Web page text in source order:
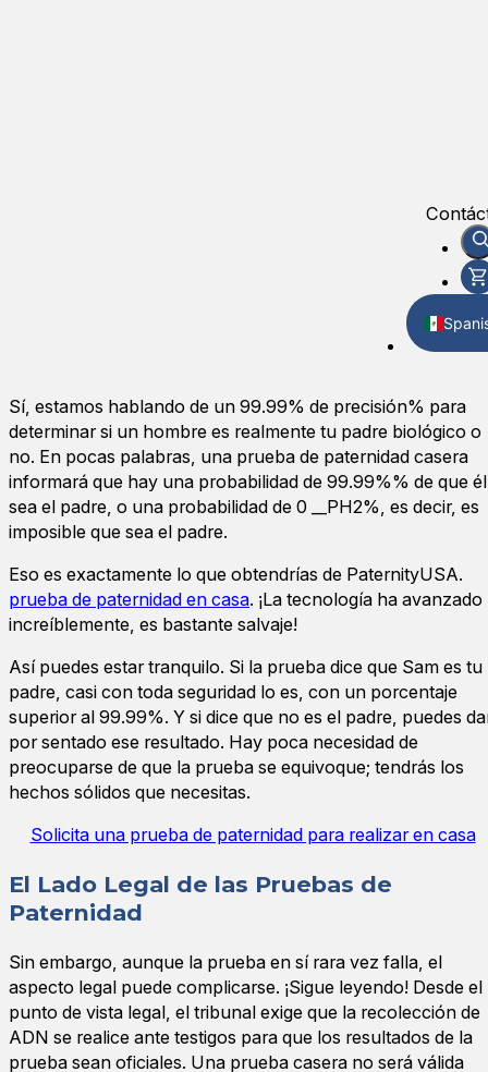
Sí, estamos hablando de un 99.99% de precisión% para
determinar si un hombre es realmente tu padre biológico o
no. En pocas palabras, una prueba de paternidad casera
informará que hay una probabilidad de 99.99%% de que él
sea el padre, o una probabilidad de 0 __PH2%, es decir, es
imposible que sea el padre.
Eso es exactamente lo que obtendrías de PaternityUSA.
prueba de paternidad en casa. ¡La tecnología ha avanzado
increíblemente, es bastante salvaje!
Así puedes estar tranquilo. Si la prueba dice que Sam es tu
padre, casi con toda seguridad lo es, con un porcentaje
superior al 99.99%. Y si dice que no es el padre, puedes
por sentado ese resultado. Hay poca necesidad de
preocuparse de que la prueba se equivoque; tendrás los
hechos sólidos que necesitas.
Solicita una prueba de paternidad para realizar en casa
El Lado Legal de las Pruebas de
Paternidad
Sin embargo, aunque la prueba en sí rara vez falla, el
aspecto legal puede complicarse. ¡Sigue leyendo! Desde el
punto de vista legal, el tribunal exige que la recolección de
ADN se realice ante testigos para que los resultados de la
prueba sean oficiales. Una prueba casera no será válida